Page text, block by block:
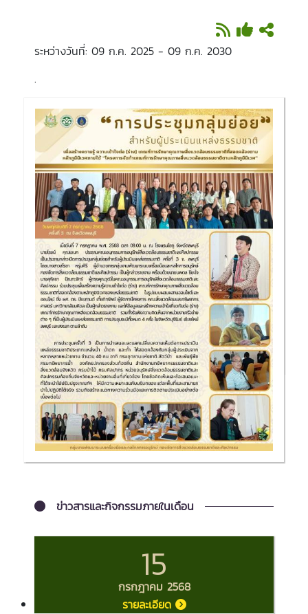
ระหว่างวันที่: 09 ก.ค. 2025 - 09 ก.ค. 2030
.
ข่าวสารและกิจกรรมภายในเดือน
15
กรกฎาคม 2568
รายละเอียด